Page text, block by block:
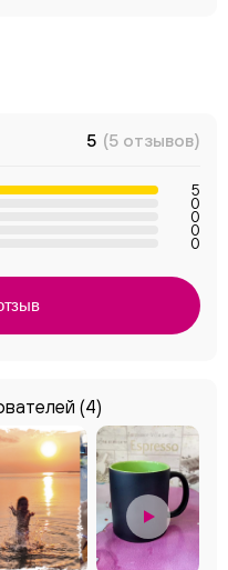
(4)
5 (5 отзывов)
5
0
0
0
0